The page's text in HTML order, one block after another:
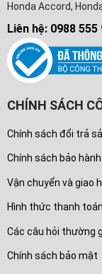
Honda Accord,
Liên hệ: 0988
CHÍNH SÁCH
Chính sách đổi trả
Chính sách bảo hành
Vận chuyển và giao
Hình thức thanh toán
Các câu hỏi thường
Chính sách bảo mật